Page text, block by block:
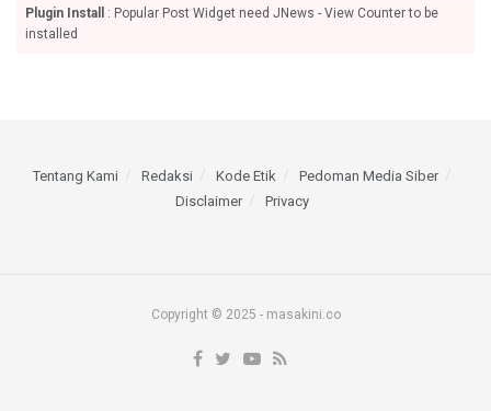
Plugin Install
: Popular Post Widget need JNews - View Counter to be
installed
Tentang Kami Redaksi Kode Etik
Pedoman Media Siber
Disclaimer
Privacy
Copyright © 2025 - masakini.co